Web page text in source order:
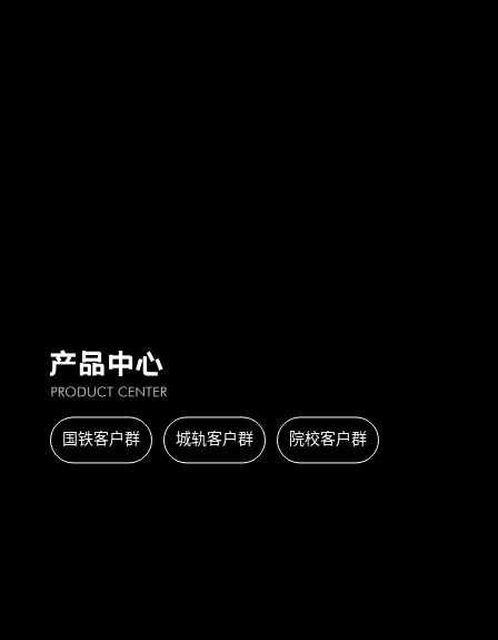
国铁客户群 城轨客户群 院校客户群